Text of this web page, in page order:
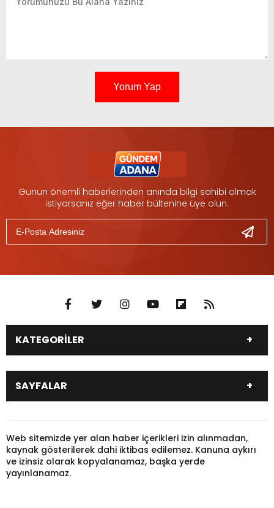
Yorum Yap
Günün önemli haberlerinden anında bilgi sahibi olmak
istiyorsanız eğer haber bültenine üye olun.
KATEGORİLER
DÜNYA
SİYASET
EKONOMİ
SAĞLIK
SPOR
TARIM
YEREL YÖNETİM
GÜNDEM
HAYVANLAR
KADIN
KONSER
KÜLTÜR & SANAT
SAYFALAR
Pariteler
Canlı Sonuçlar
Puan Durumu
Fikstür
Gazeteler
Burçlar
Web sitemizde yer alan haber içerikleri izin alınmadan,
kaynak gösterilerek dahi iktibas edilemez. Kanuna aykırı
ve izinsiz olarak kopyalanamaz, başka yerde
yayınlanamaz.